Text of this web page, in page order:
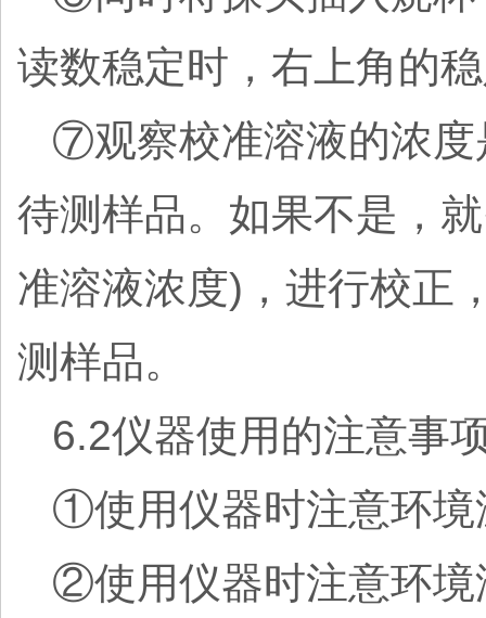
读数稳定时，右上角的
⑦观察校准溶液的浓度
待测样品。如果不是，
准溶液浓度)，进行校正
测样品。
6.2仪器使用的注意事
①使用仪器时注意环
②使用仪器时注意环境